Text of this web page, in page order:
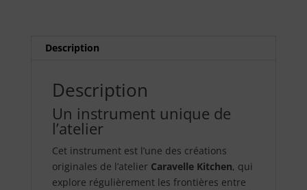
Description
Description
Un instrument unique de
l’atelier
Cet instrument est l’une des créations
originales de l’atelier Caravelle Kitchen, qui
explore régulièrement les frontières entre